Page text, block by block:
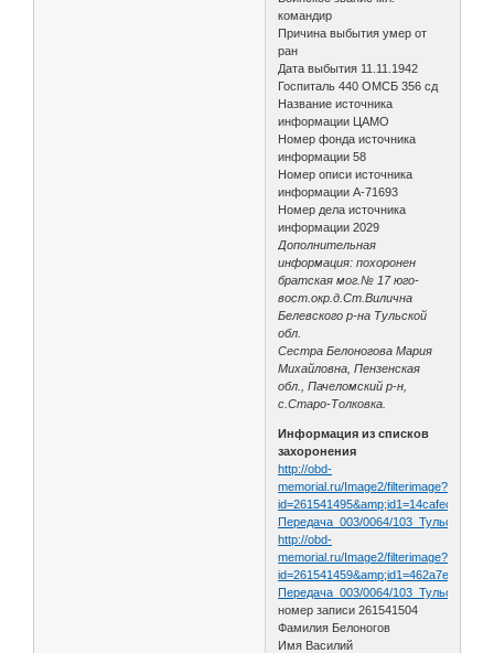
командир
Причина выбытия умер от
ран
Дата выбытия 11.11.1942
Госпиталь 440 ОМСБ 356 сд
Название источника
информации ЦАМО
Номер фонда источника
информации 58
Номер описи источника
информации А-71693
Номер дела источника
информации 2029
Дополнительная
информация: похоронен
братская мог.№ 17 юго-
вост.окр.д.Ст.Вилична
Белевского р-на Тульской
обл.
Сестра Белоногова Мария
Михайловна, Пензенская
обл., Пачеломский р-н,
с.Старо-Толковка.
Информация из списков
захоронения
http://obd-
memorial.ru/Image2/filterimage?
Передача_003/0064/
http://obd-
memorial.ru/Image2/filterimage?
Передача_003/0064/
номер записи 261541504
Фамилия Белоногов
Имя Василий